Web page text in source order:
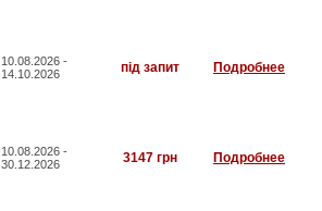
10.08.2026 -
14.10.2026
під запит Подробнее
10.08.2026 -
30.12.2026
3147 грн Подробнее